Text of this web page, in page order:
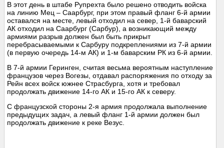
В этот день в штабе Рупрехта было решено отводить войска
на линию Мец – Саарбург, при этом правый фланг 6-й армии
оставался на месте, левый отходил на север, 1-й баварский
АК отходил на Саарбург (Сарбур), а возникающий между
армиями разрыв должен был быть прикрыт
перебрасываемыми к Сарбуру подкреплениями из 7-й армии
(в первую очередь 14-м АК) и 1-м баварским РК из 6-й армии.
В 7-й армии Геринген, считая весьма вероятным наступление
французов через Вогезы, отдавал распоряжения по отходу за
Рейн всех войск южнее Страсбурга, хотя и требовал
продолжать движение 14-го АК и 15-го АК к северу.
С французской стороны 2-я армия продолжала выполнение
предыдущих задач, а левый фланг 1-й армии должен был
продолжать движение к реке Везус.